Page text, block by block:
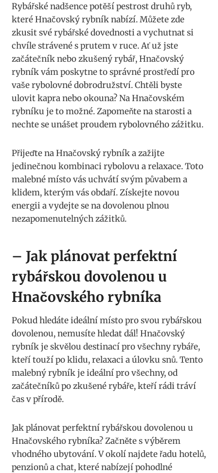
Rybářské nadšence potěší pestrost druhů ryb,
které Hnačovský rybník nabízí. Můžete zde
zkusit své rybářské dovednosti a vychutnat si
chvíle strávené s prutem v ruce. Ať už jste
začátečník nebo zkušený rybář, Hnačovský
rybník vám poskytne to správné prostředí pro
vaše rybolovné dobrodružství. Chtěli byste
ulovit kapra nebo okouna? Na Hnačovském
rybníku je to možné. Zapomeňte na starosti a
nechte se unášet proudem rybolovného zážitku.
Přijeďte na Hnačovský rybník a zažijte
jedinečnou kombinaci rybolovu a relaxace. Toto
malebné místo vás uchvátí svým půvabem a
klidem, kterým vás obdaří. Získejte novou
energii a vydejte se na dovolenou plnou
nezapomenutelných zážitků.
– Jak plánovat perfektní
rybářskou dovolenou u
Hnačovského rybníka
Pokud hledáte ideální místo pro svou rybářskou
dovolenou, nemusíte hledat dál! Hnačovský
rybník je skvělou destinací pro všechny rybáře,
kteří touží po klidu, relaxaci a úlovku snů. Tento
malebný rybník je ideální pro všechny, od
začátečníků po zkušené rybáře, kteří rádi tráví
čas v přírodě.
Jak plánovat perfektní rybářskou dovolenou u
Hnačovského rybníka? Začněte s výběrem
vhodného ubytování. V okolí najdete řadu hotelů,
penzionů a chat, které nabízejí pohodlné